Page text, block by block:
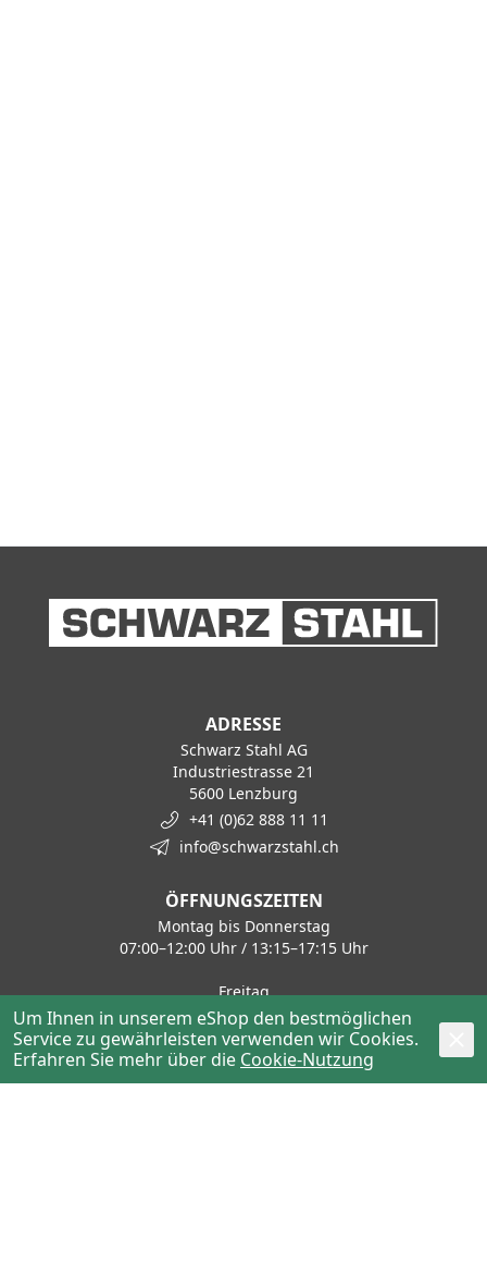
ADRESSE
Schwarz Stahl AG
Industriestrasse 21
5600 Lenzburg
+41 (0)62 888 11 11
info@schwarzstahl.ch
ÖFFNUNGSZEITEN
Montag bis Donnerstag
07:00–12:00 Uhr / 13:15–17:15 Uhr
Freitag
07:00–12:00 Uhr / 13:15–16:00 Uhr
KONTAKT
Haustechnik / Tiefbau
+41 62 888 11 50
Um Ihnen in unserem eShop den bestmöglichen
Service zu gewährleisten verwenden wir Cookies.
Erfahren Sie mehr über die Cookie-Nutzung